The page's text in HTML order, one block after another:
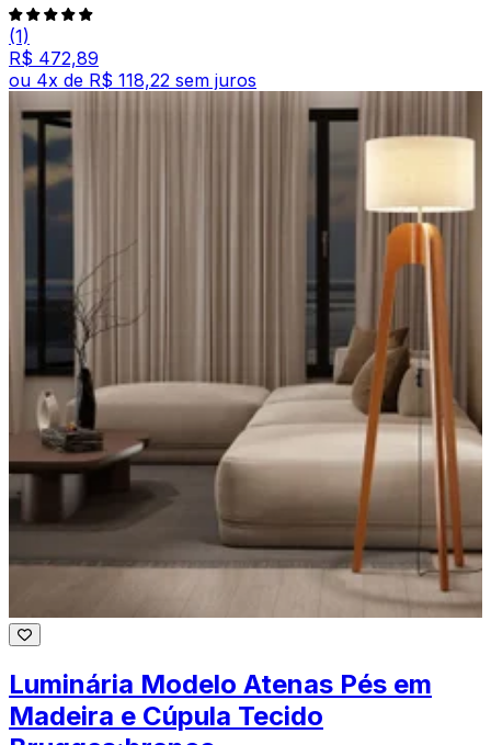
(1)
R$ 472,89
ou 4x de R$ 118,22 sem juros
Luminária Modelo Atenas Pés em
Madeira e Cúpula Tecido